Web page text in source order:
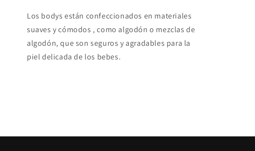
Los bodys están confeccionados en materiales
suaves y cómodos , como algodón o mezclas de
algodón, que son seguros y agradables para la
piel delicada de los bebes.